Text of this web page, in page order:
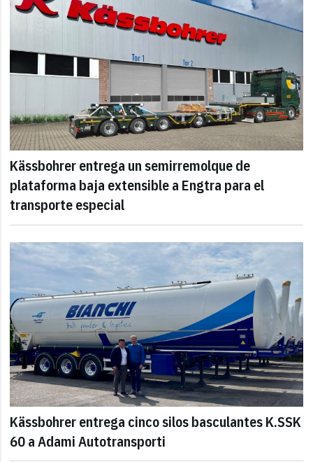
Kässbohrer entrega un semirremolque de
plataforma baja extensible a Engtra para el
transporte especial
Kässbohrer entrega cinco silos basculantes K.SSK
60 a Adami Autotransporti